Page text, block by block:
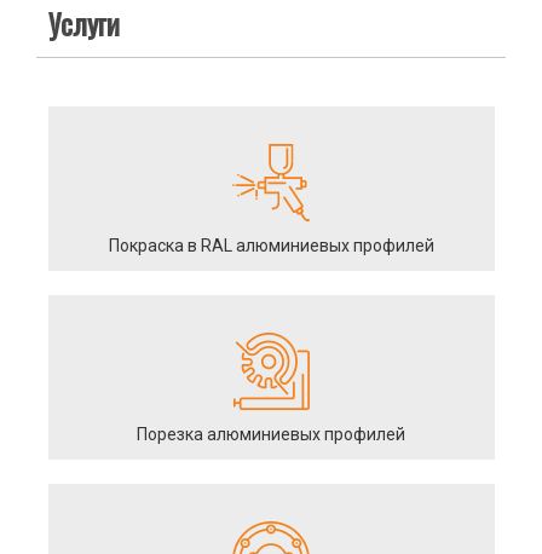
Услуги
Покраска в RAL алюминиевых профилей
Порезка алюминиевых профилей